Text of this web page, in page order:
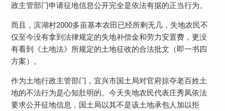
政主管部门申请征地信息公开完全是依法有据的正当行为。
而且，滨湖村2000多亩基本农田已经所剩无几，失地农民不
仅至今没有拿到法律规定的失地补偿金和劳力安置费，更没
有看到《土地法》所规定的土地征收的合法批文（即一书四
方案）。
作为土地行政主管部门，宜兴市国土局对官府掠夺老百姓土
地的不法行为是心知肚明的。今天失地农民代表庄秀凤依法
要求公开征地信息，国土局以其不是该土地承包人加以拒